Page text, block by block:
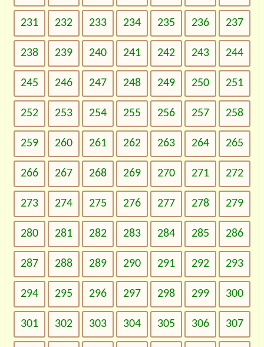
231 232 233 234 235 236 237
238 239 240 241 242 243 244
245 246 247 248 249 250 251
252 253 254 255 256 257 258
259 260 261 262 263 264 265
266 267 268 269 270 271 272
273 274 275 276 277 278 279
280 281 282 283 284 285 286
287 288 289 290 291 292 293
294 295 296 297 298 299 300
301 302 303 304 305 306 307